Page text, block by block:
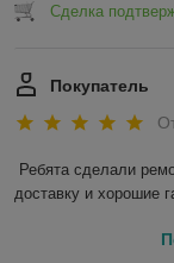
Сделка
Покупатель
Ребята сделали
доставку и хорошие